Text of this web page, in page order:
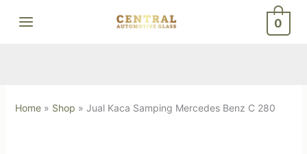
0
Home» Shop » Jual Kaca Samping Mercedes Benz C 280